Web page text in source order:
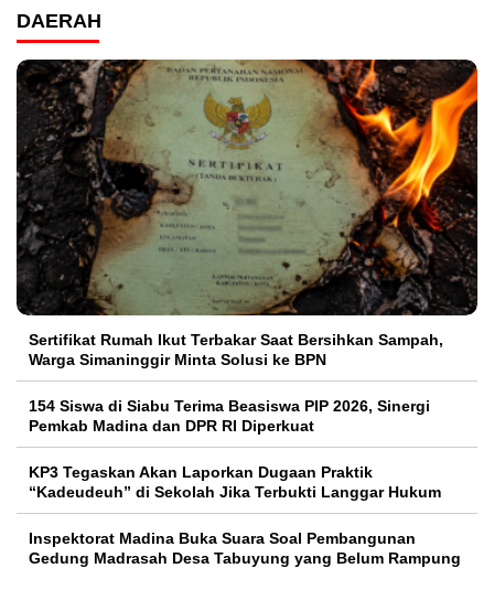
DAERAH
Sertifikat Rumah Ikut Terbakar Saat Bersihkan Sampah,
Warga Simaninggir Minta Solusi ke BPN
154 Siswa di Siabu Terima Beasiswa PIP 2026, Sinergi
Pemkab Madina dan DPR RI Diperkuat
KP3 Tegaskan Akan Laporkan Dugaan Praktik
“Kadeudeuh” di Sekolah Jika Terbukti Langgar Hukum
Inspektorat Madina Buka Suara Soal Pembangunan
Gedung Madrasah Desa Tabuyung yang Belum Rampung